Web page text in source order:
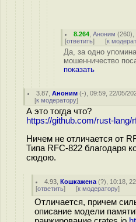
8.264 ,Аноним (260),
[ответить] [к
Да, за одно
мошенничество
показать
3.87 ,Аноним (-), 09:59, 22/05/
[к модератору]
А это тогда что?
https://github.com/rust-lang/
Ничем не отличается от
Типа RFC-822 благодаря
сюдою.
4.93 ,Кошкажена (?), 10:18,
[ответить] [к модератору]
Отличается, причем
описание модели